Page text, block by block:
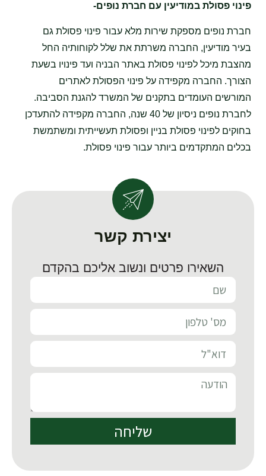
פינוי פסולת במודיעין עם חברת נופים-
חברת נופים מספקת שירות מלא עבור פינוי פסולת גם
בעיר מודיעין, החברה משרתת את שלל לקוחותיה החל
מהצבת מיכל לפינוי פסולת באתר הבניה ועד פינויו בשעת
הצורך. החברה מקפידה על פינוי הפסולת לאתרים
המורשים העומדים בתקנים של המשרד להגנת הסביבה.
לחברת נופים ניסיון של 40 שנה, החברה מקפידה להתעדכן
בחוקים לפינוי פסולת בניין ופסולת תעשייתית ומשתמשת
בכלים המתקדמים ביותר עבור פינוי פסולת.
יצירת קשר
השאירו פרטים ונשוב אליכם בהקדם
שליחה